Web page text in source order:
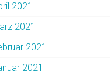
2021
2021
2021
2021